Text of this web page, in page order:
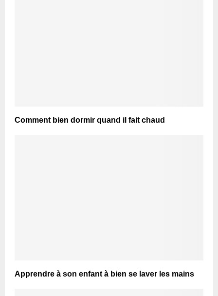
Comment bien dormir quand il fait chaud
Apprendre à son enfant à bien se laver les mains